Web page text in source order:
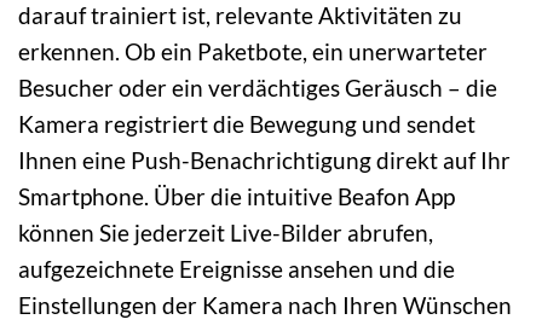
darauf trainiert ist, relevante Aktivitäten zu
erkennen. Ob ein Paketbote, ein unerwarteter
Besucher oder ein verdächtiges Geräusch – die
Kamera registriert die Bewegung und sendet
Ihnen eine Push-Benachrichtigung direkt auf Ihr
Smartphone. Über die intuitive Beafon App
können Sie jederzeit Live-Bilder abrufen,
aufgezeichnete Ereignisse ansehen und die
Einstellungen der Kamera nach Ihren Wünschen